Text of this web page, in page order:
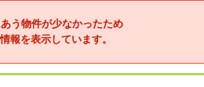
う物件が少なかったため
報を表示しています。